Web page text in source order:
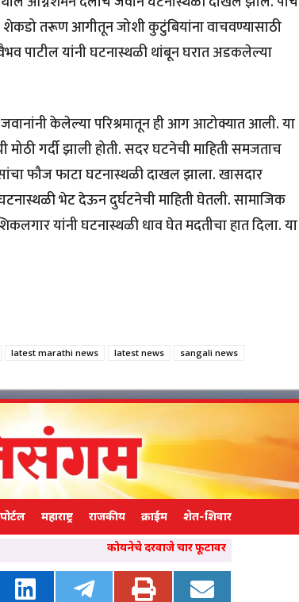
तरूण आगीतून जोशी कुटुंबियांना वाचवण्यासाठी
पाटील यांनी घटनास्थळी थांबून घरात अडकलेल्या
केलेल्या परिश्रमातून ही आग आटोक्यात आली. या
गर्दी झाली होती. सदर घटनेची माहिती समजताच
फौज फाटा घटनास्थळी दाखल झाला. खासदार
भेट देऊन दुर्घटनेची माहिती घेतली. सामाजिक
यांनी घटनास्थळी धाव घेत मदतीचा हात दिला. या
latest marathi news latest news
sangali news